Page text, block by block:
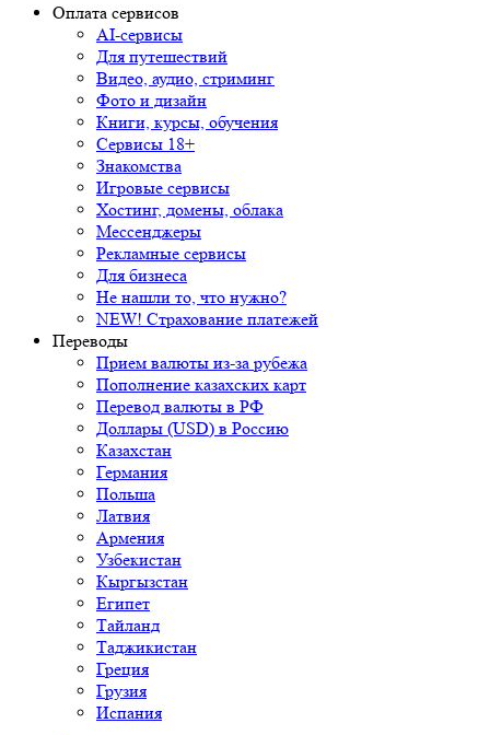
Оплата сервисов
AI-сервисы
Для путешествий
Видео, аудио, стриминг
Фото и дизайн
Книги, курсы, обучения
Сервисы 18+
Знакомства
Игровые сервисы
Хостинг, домены, облака
Мессенджеры
Рекламные сервисы
Для бизнеса
Не нашли то, что нужно?
NEW! Страхование платежей
Переводы
Прием валюты из-за рубежа
Пополнение казахских карт
Перевод валюты в РФ
Доллары (USD) в Россию
Казахстан
Германия
Польша
Латвия
Армения
Узбекистан
Кыргызстан
Египет
Тайланд
Таджикистан
Греция
Грузия
Испания